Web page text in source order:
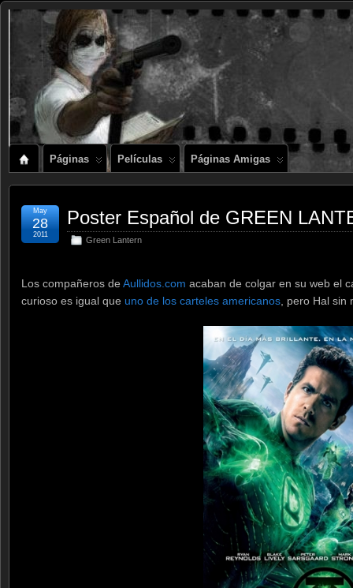
Páginas Películas Páginas Amigas
Poster Español de GREEN
Green Lantern
May
28
2011
Los compañeros de Aullidos.com acaban de colgar en su web el
curioso es igual que uno de los carteles americanos , pero Hal